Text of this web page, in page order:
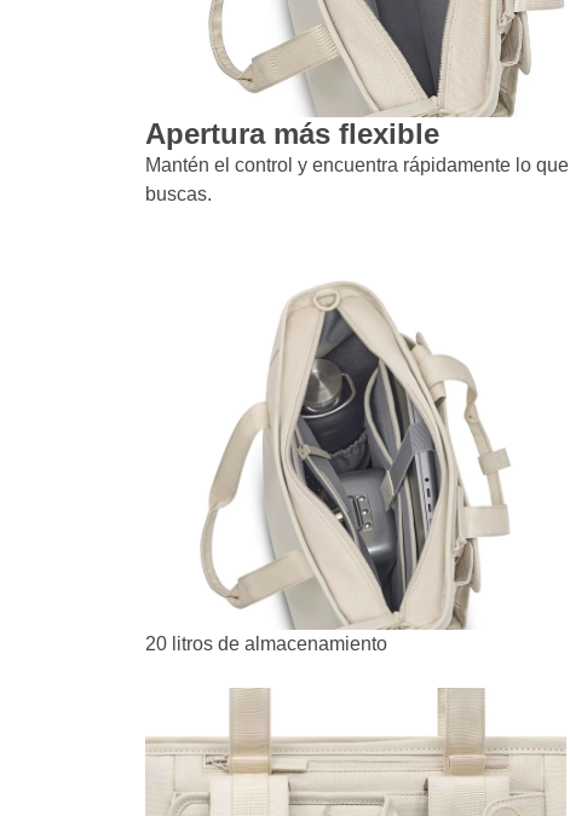
Apertura más flexible
Mantén el control y encuentra rápidamente lo que
buscas.
20 litros de almacenamiento